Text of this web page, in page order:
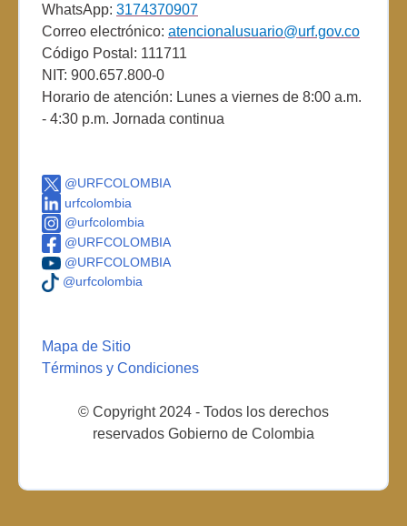
WhatsApp: 3174370907
Correo electrónico: atencionalusuario@urf.gov.co
Código Postal: 111711
NIT: 900.657.800-0
Horario de atención: Lunes a viernes de 8:00 a.m.
- 4:30 p.m. Jornada continua
@URFCOLOMBIA
urfcolombia
@urfcolombia
@URFCOLOMBIA
@URFCOLOMBIA
@urfcolombia
Mapa de Sitio
Términos y Condiciones
© Copyright 2024 - Todos los derechos
reservados Gobierno de Colombia